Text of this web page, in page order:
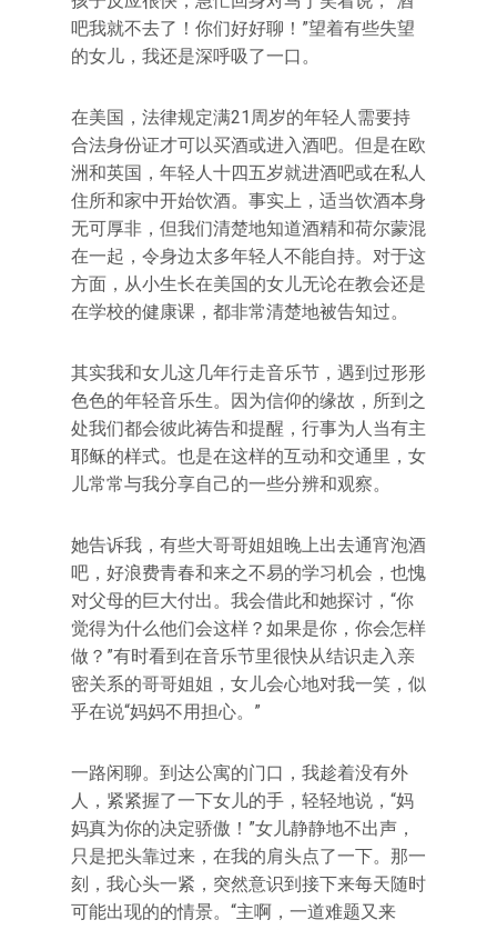
吧我就不去了！你们好好聊！”望着有些失望
的女儿，我还是深呼吸了一口。
在美国，法律规定满21周岁的年轻人需要持
合法身份证才可以买酒或进入酒吧。但是在欧
洲和英国，年轻人十四五岁就进酒吧或在私人
住所和家中开始饮酒。事实上，适当饮酒本身
无可厚非，但我们清楚地知道酒精和荷尔蒙混
在一起，令身边太多年轻人不能自持。对于这
方面，从小生长在美国的女儿无论在教会还是
在学校的健康课，都非常清楚地被告知过。
其实我和女儿这几年行走音乐节，遇到过形形
色色的年轻音乐生。因为信仰的缘故，所到之
处我们都会彼此祷告和提醒，行事为人当有主
耶稣的样式。也是在这样的互动和交通里，女
儿常常与我分享自己的一些分辨和观察。
她告诉我，有些大哥哥姐姐晚上出去通宵泡酒
吧，好浪费青春和来之不易的学习机会，也愧
对父母的巨大付出。我会借此和她探讨，“你
觉得为什么他们会这样？如果是你，你会怎样
做？”有时看到在音乐节里很快从结识走入亲
密关系的哥哥姐姐，女儿会心地对我一笑，似
乎在说“妈妈不用担心。”
一路闲聊。到达公寓的门口，我趁着没有外
人，紧紧握了一下女儿的手，轻轻地说，“妈
妈真为你的决定骄傲！”女儿静静地不出声，
只是把头靠过来，在我的肩头点了一下。那一
刻，我心头一紧，突然意识到接下来每天随时
可能出现的的情景。“主啊，一道难题又来